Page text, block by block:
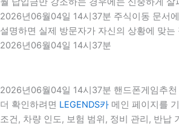
2026년06월04일 14시37분 주식이동 문서
설명하면 실제 방문자가 자신의 상황에 맞는
2026년06월04일 14시37분
2026년06월04일 14시37분 핸드폰게임추
더 확인하려면 LEGENDS카 메인 페이지를
조건, 차량 인도, 보험 범위, 정비 관리, 반납